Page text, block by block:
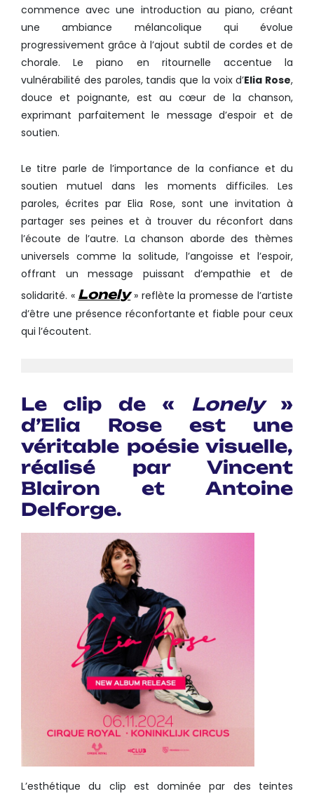
commence avec une introduction au piano, créant
une ambiance mélancolique qui évolue
progressivement grâce à l’ajout subtil de cordes et de
chorale. Le piano en ritournelle accentue la
vulnérabilité des paroles, tandis que la voix d’Elia Rose,
douce et poignante, est au cœur de la chanson,
exprimant parfaitement le message d’espoir et de
soutien.
Le titre parle de l’importance de la confiance et du
soutien mutuel dans les moments difficiles. Les
paroles, écrites par Elia Rose, sont une invitation à
partager ses peines et à trouver du réconfort dans
l’écoute de l’autre. La chanson aborde des thèmes
universels comme la solitude, l’angoisse et l’espoir,
offrant un message puissant d’empathie et de
solidarité. « Lonely » reflète la promesse de l’artiste
d’être une présence réconfortante et fiable pour ceux
qui l’écoutent.
Le clip de « Lonely
»
d’Elia Rose est une
véritable poésie visuelle,
réalisé par Vincent
Blairon et Antoine
Delforge.
L’esthétique du clip est dominée par des teintes